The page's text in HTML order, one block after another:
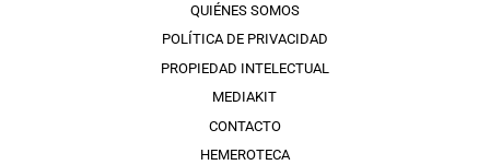
QUIÉNES SOMOS
POLÍTICA DE PRIVACIDAD
PROPIEDAD INTELECTUAL
MEDIAKIT
CONTACTO
HEMEROTECA